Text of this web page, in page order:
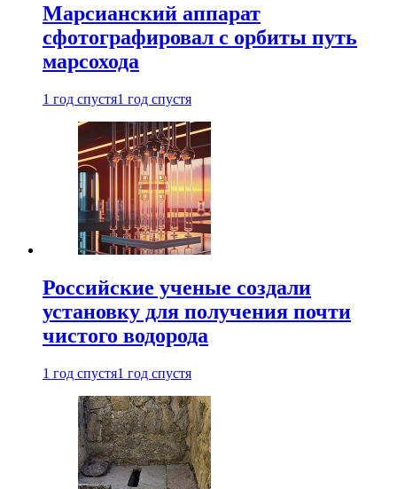
Марсианский аппарат
сфотографировал с орбиты путь
марсохода
1 год спустя1 год спустя
Российские ученые создали
установку для получения почти
чистого водорода
1 год спустя1 год спустя